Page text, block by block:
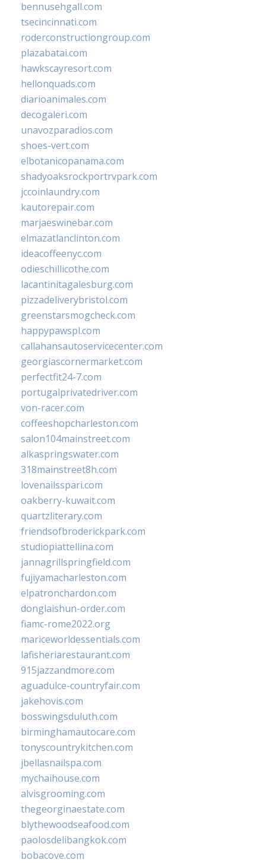
bennusehgall.com
tsecincinnati.com
roderconstructiongroup.com
plazabatai.com
hawkscayresort.com
hellonquads.com
diarioanimales.com
decogaleri.com
unavozparadios.com
shoes-vert.com
elbotanicopanama.com
shadyoaksrockportrvpark.com
jccoinlaundry.com
kautorepair.com
marjaeswinebar.com
elmazatlanclinton.com
ideacoffeenyc.com
odieschillicothe.com
lacantinitagalesburg.com
pizzadeliverybristol.com
greenstarsmogcheck.com
happypawspl.com
callahansautoservicecenter.com
georgiascornermarket.com
perfectfit24-7.com
portugalprivatedriver.com
von-racer.com
coffeeshopcharleston.com
salon104mainstreet.com
alkaspringswater.com
318mainstreet8h.com
lovenailsspari.com
oakberry-kuwait.com
quartzliterary.com
friendsofbroderickpark.com
studiopiattellina.com
jannagrillspringfield.com
fujiyamacharleston.com
elpatronchardon.com
donglaishun-order.com
fiamc-rome2022.org
mariceworldessentials.com
lafisheriarestaurant.com
915jazzandmore.com
aguadulce-countryfair.com
jakehovis.com
bosswingsduluth.com
birminghamautocare.com
tonyscountrykitchen.com
jbellasnailspa.com
mychaihouse.com
alvisgrooming.com
thegeorginaestate.com
blythewoodseafood.com
paolosdelibangkok.com
bobacove.com